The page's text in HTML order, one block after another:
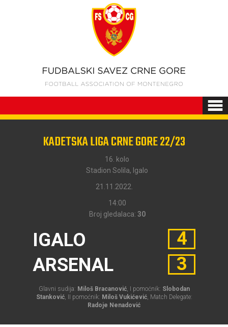
KADETSKA LIGA CRNE GORE 22/23
16. kolo
Stadion Solila, Igalo
21.11.2022.
14:00
Broj gledalaca: 30
IGALO
ARSENAL
4
3
Glavni sudija: Miloš Bracanović, I pomoćnik: Slobodan
Stanković, II pomoćnik: Miloš Vukićević, Match Delegate:
Radoje Nenadović